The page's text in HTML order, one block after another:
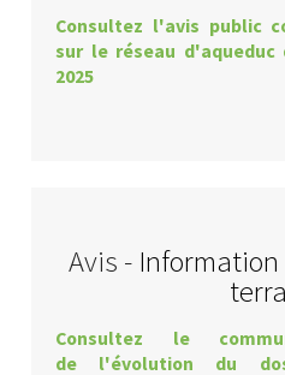
Consultez l'avis public
sur le réseau d'aqueduc
2025
Avis - Information
Consultez le
de l'évolution du